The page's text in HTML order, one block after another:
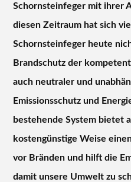
Schornsteinfeger mit ihrer
diesen Zeitraum hat sich
Schornsteinfeger heute
Brandschutz der
auch neutraler und
Emissionsschutz und
bestehende System bietet
kostengünstige Weise
vor Bränden und hilft die
damit unsere Umwelt zu